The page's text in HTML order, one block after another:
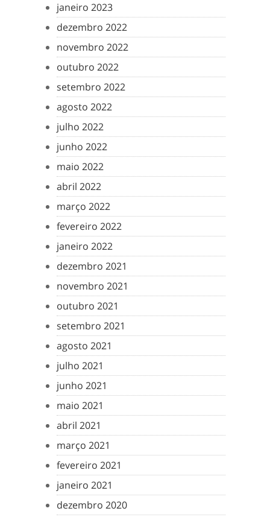
janeiro 2023
dezembro 2022
novembro 2022
outubro 2022
setembro 2022
agosto 2022
julho 2022
junho 2022
maio 2022
abril 2022
março 2022
fevereiro 2022
janeiro 2022
dezembro 2021
novembro 2021
outubro 2021
setembro 2021
agosto 2021
julho 2021
junho 2021
maio 2021
abril 2021
março 2021
fevereiro 2021
janeiro 2021
dezembro 2020